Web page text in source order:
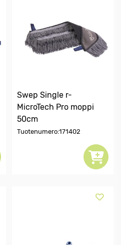
Swep Single r-
MicroTech Pro moppi
50cm
Tuotenumero:171402